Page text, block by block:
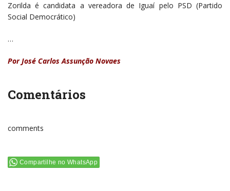
Zorilda é candidata a vereadora de Iguaí pelo PSD (Partido
Social Democrático)
…
Por José Carlos Assunção Novaes
Comentários
comments
Compartilhe no WhatsApp